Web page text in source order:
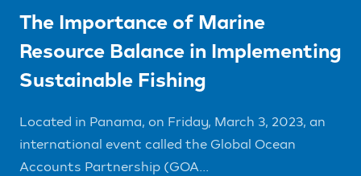
The Importance of Marine
Resource Balance in Implementing
Sustainable Fishing
Located in Panama, on Friday, March 3, 2023, an
international event called the Global Ocean
Accounts Partnership (GOA...